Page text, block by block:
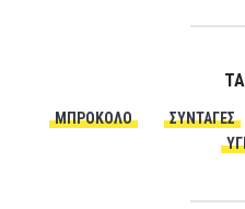
ΜΠΡΌΚΟΛΟ ΣΥΝΤΑΓΈΣ